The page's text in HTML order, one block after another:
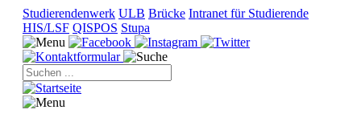
Studierendenwerk ULB Brücke Intranet für Studierende
HIS/LSF QISPOS Stupa
Suchen
...